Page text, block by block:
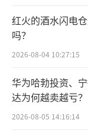
一。年初，
底，管理层
优化正式启
底前结束，
车希望在 6 月
分的人员优
为员工进行股
红火的酒水闪电
吗？
2026-08-04 10:27:15
华为哈勃投资、
达为何越卖越亏？
2026-08-05 14:16:14